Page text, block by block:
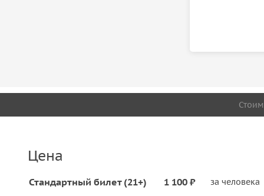
Цена
Стандартный билет (21+) 1 100 ₽ за человека